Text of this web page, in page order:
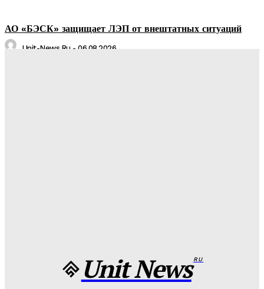
АО «БЭСК» защищает ЛЭП от внештатных ситуаций
Unit-News.ru - 06.08.2026
Unit News RU